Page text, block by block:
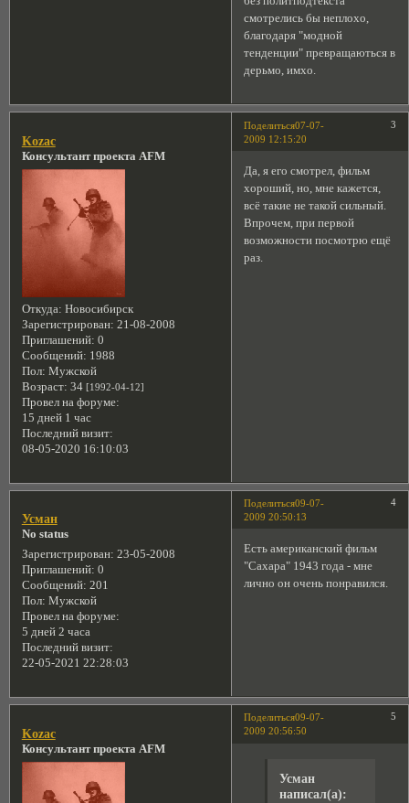
смотрелись бы неплохо,
благодаря "модной
тенденции" превращаються в
дерьмо, имхо.
Поделиться 3
07-07-
2009 12:15:20
Kozac
Консультант проекта AFM
Откуда: Новосибирск
Зарегистрирован: 21-08-2008
Приглашений: 0
Сообщений: 1988
Пол: Мужской
Возраст: 34 [1992-04-12]
Провел на форуме:
15 дней 1 час
Последний визит:
08-05-2020 16:10:03
Да, я его смотрел, фильм
хороший, но, мне кажется,
всё такие не такой сильный.
Впрочем, при первой
возможности посмотрю ещё
раз.
Поделиться 4
09-07-
2009 20:50:13
Усман
No status
Зарегистрирован: 23-05-2008
Приглашений: 0
Сообщений: 201
Пол: Мужской
Провел на форуме:
5 дней 2 часа
Последний визит:
22-05-2021 22:28:03
Есть американский фильм
"Сахара" 1943 года - мне
лично он очень понравился.
Поделиться 5
09-07-
2009 20:56:50
Kozac
Консультант проекта AFM
Усман
написал(а):